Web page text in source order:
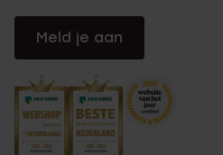
Meld je aan